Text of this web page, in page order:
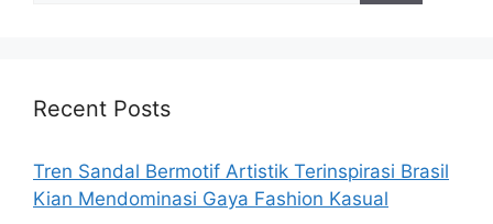
Recent Posts
Tren Sandal Bermotif Artistik Terinspirasi Brasil
Kian Mendominasi Gaya Fashion Kasual